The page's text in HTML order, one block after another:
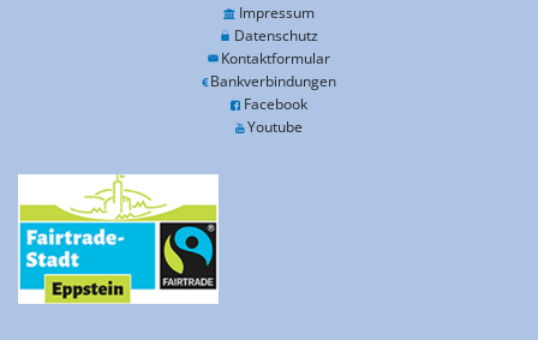
Impressum
Datenschutz
Kontaktformular
Bankverbindungen
Facebook
Youtube